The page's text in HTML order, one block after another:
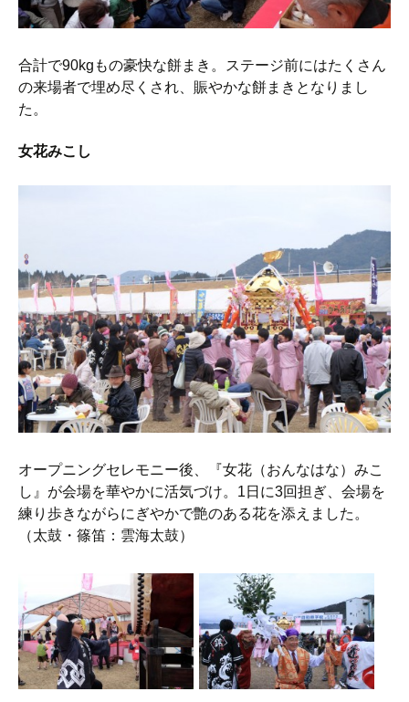
合計で90kgもの豪快な餅まき。ステージ前にはたくさん
の来場者で埋め尽くされ、賑やかな餅まきとなりまし
た。
女花みこし
オープニングセレモニー後、『女花（おんなはな）みこ
し』が会場を華やかに活気づけ。1日に3回担ぎ、会場を
練り歩きながらにぎやかで艶のある花を添えました。
（太鼓・篠笛：雲海太鼓）